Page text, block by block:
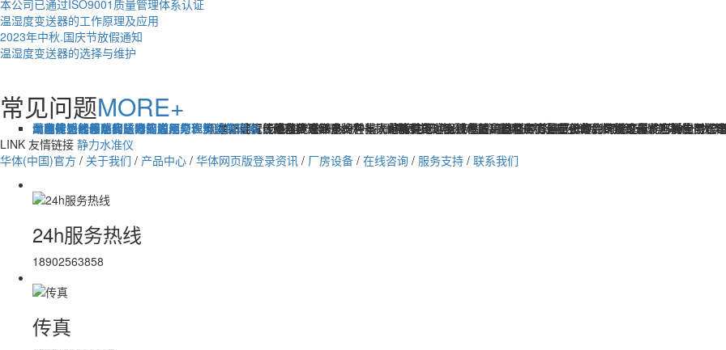
本公司已通过ISO9001质量管理体系认证
​温湿度变送器的工作原理及应用
2023年中秋.国庆节放假通知
​温湿度变送器的选择与维护
常见问题MORE+
单晶硅智能差压变送器的应用与优势单晶硅智能差压变送器是一种基于单晶硅传感器技术的高精度压力测量设备，广泛应用于石油化工、
太阳能无线倾角传感器的应用与优势太阳能无线倾角传感器是一种集太阳能供电、无线传输和高精度测量于一体的智能设备，广泛应用于
温度传感器出现的故障该如何处理现在，温度传感器越来越多的在不同范畴有所运用，在运用过程中不可防止的会呈现这样或那样的问题...
压电传感器和防腐压力变送器原理及应用一、压电效应及压电资料1、压电效应压电资料是指遭到压力效果在其两头面会呈现电荷的一大
动态扭矩传感器和防堵平膜压力表安装的时候...动态扭矩传感器是一款成熟型扭矩检测产品，选用高精密应变计合作我司开发光耦信号处
七种常见的传感器，你知道几个？协议变送器...传感器（Sensor）是一种常见的却又很重要的器材，它是感触规则的被丈量的各种量并按
LINK 友情链接 静力水准仪
华体(中国)官方 / 关于我们 / 产品中心 / 华体网页版登录资讯 / 厂房设备 / 在线咨询 / 服务支持 / 联系我们
24h服务热线
18902563858
传真